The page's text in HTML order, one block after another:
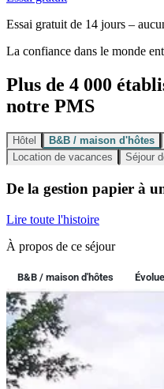
Essai gratuit de 14 jours –
La confiance dans le monde
Plus de 4 000
notre PMS
Hôtel B&B / maison d'hôtes
Location de vacances
Séjour
De la gestion papier à
Lire toute l'histoire
À propos de ce séjour
B&B / maison d'hôtes